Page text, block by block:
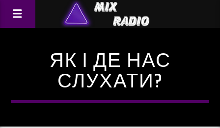
ЯК І ДЕ НАС
СЛУХАТИ?